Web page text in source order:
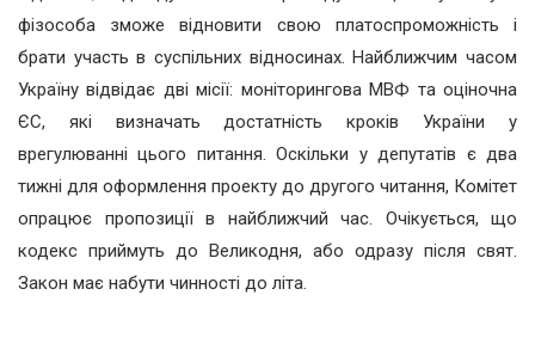
фізособа зможе відновити свою платоспроможність і
брати участь в суспільних відносинах. Найближчим часом
Україну відвідає дві місії: моніторингова МВФ та оціночна
ЄС, які визначать достатність кроків України у
врегулюванні цього питання. Оскільки у депутатів є два
тижні для оформлення проекту до другого читання, Комітет
опрацює пропозиції в найближчий час. Очікується, що
кодекс приймуть до Великодня, або одразу після свят.
Закон має набути чинності до літа.